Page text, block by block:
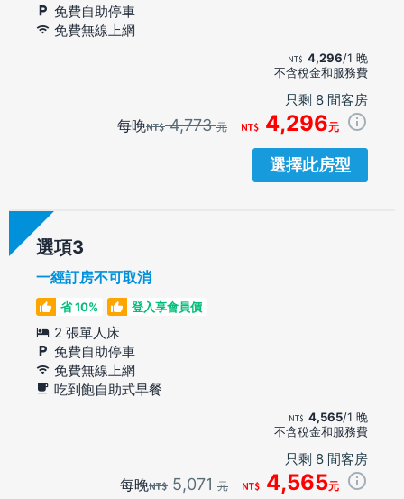
免費自助停車
免費無線上網
4,296/1 晚
不含稅金和服務費
只剩 8 間客房
每晚 4,773元 4,296元
選擇此房型
選項
一經訂房不可取消
省 10% 登入享會員價
2 張單人床
免費自助停車
免費無線上網
吃到飽自助式早餐
4,565/1 晚
不含稅金和服務費
只剩 8 間客房
每晚 5,071元 4,565元